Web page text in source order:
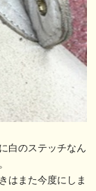
白のステッチなん
はまた今度にしま